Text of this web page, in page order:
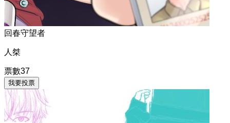
回春守望者
人桀
票數37
我要投票